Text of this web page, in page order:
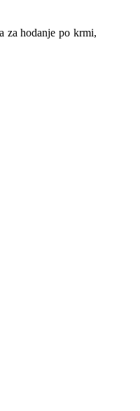
za hodanje po krmi,